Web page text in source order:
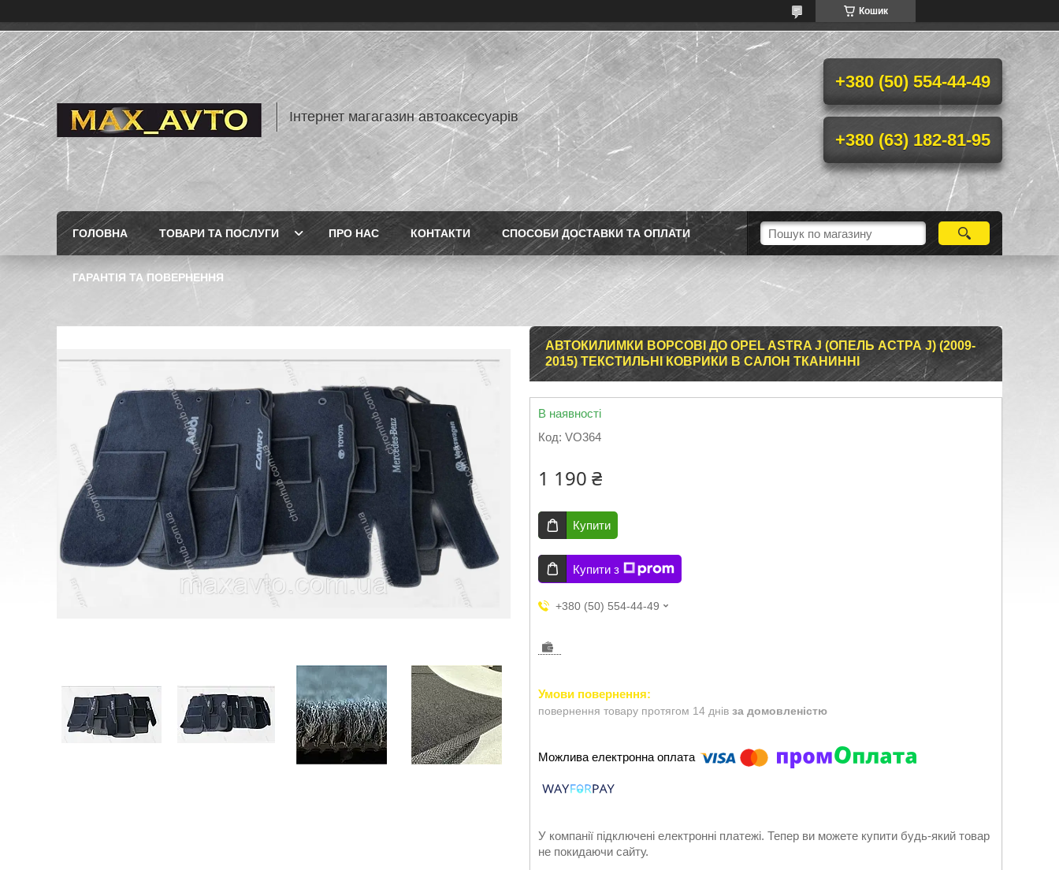
Кошик
Інтернет магагазин автоаксесуарів
+380 (50) 554-44-49
+380 (63) 182-81-95
ГОЛОВНА ТОВАРИ ТА ПОСЛУГИ ПРО НАС КОНТАКТИ СПОСОБИ ДОСТАВКИ ТА ОПЛАТИ
ГАРАНТІЯ ТА ПОВЕРНЕННЯ
АВТОКИЛИМКИ ВОРСОВІ ДО OPEL ASTRA J (ОПЕЛЬ АСТРА J) (2009-
2015) ТЕКСТИЛЬНІ КОВРИКИ В САЛОН ТКАНИННІ
В наявності
Код: VO364
1 190 ₴
Купити
Купити з
+380 (50) 554-44-49
повернення товару протягом 14 днів за домовленістю
У компанії підключені електронні платежі. Тепер ви можете купити будь-який товар
не покидаючи сайту.